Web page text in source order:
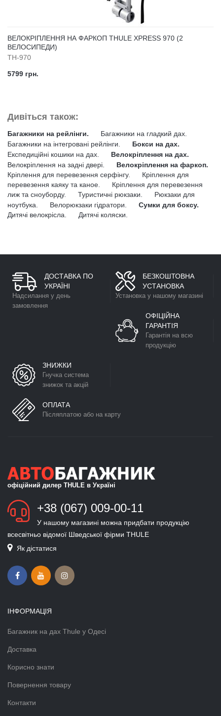
ВЕЛОКРІПЛЕННЯ НА ФАРКОП THULE XPRESS 970 (2
ВЕЛОСИПЕДИ)
TH-970
5799 грн.
Дивіться також:
Багажники на рейлінги.
Багажники на гладкий дах.
Багажники на інтегровані рейлінги.
Бокси на дах.
Експедиційні кошики на дах.
Велокріплення на дах.
Велокріплення на задні двері.
Велокріплення на фаркоп.
Кріплення для перевезення серфінгу.
Кріплення для
перевезення каяку та каное.
Кріплення для перевезення
лиж та сноуборду.
Туристичні рюкзаки.
Рюкзаки для
ноутбука.
Велорюкзаки гідратори.
Сумки для боксу.
Дитячі велокрісла.
Дитячі коляски.
ДОСТАВКА ПО
УКРАЇНІ
Надсилання у день
замовлення
БЕЗКОШТОВНА
УСТАНОВКА
Установка у нашому магазині
ОФІЦІЙНА
ГАРАНТІЯ
Гарантія на всю
продукцію
ЗНИЖКИ
Гнучка система
знижок та акцій
ОПЛАТА
Післяплатою або на карту
офіційний дилер THULE в Україні
+38 (067) 009-00-11
У нашому магазині можна придбати продукцію
всесвітньо відомої Шведської фірми THULE
Як дістатися
ІНФОРМАЦІЯ
Багажник на дах Thule у Одесі
Доставка
Корисно знати
Повернення товару
Контакти